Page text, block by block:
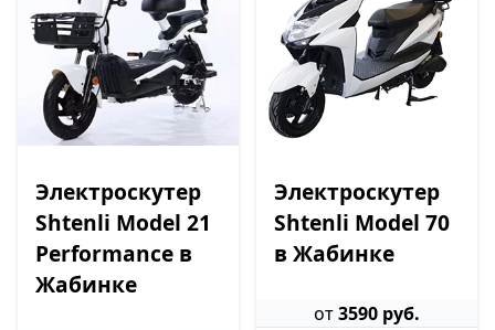
Электроскутер
Shtenli Model 21
Performance в
Жабинке
Электроскутер
Shtenli Model 70
в Жабинке
от3590 руб.